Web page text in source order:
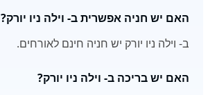
האם יש חניה אפשרית ב- וילה ניו יורק?
ב- וילה ניו יורק יש חניה חינם לאורחים.
האם יש בריכה ב- וילה ניו יורק?